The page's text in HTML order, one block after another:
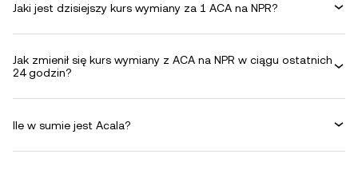
Jaki jest dzisiejszy kurs wymiany za 1 ACA na NPR?
Jak zmienił się kurs wymiany z ACA na NPR w ciągu ostatnich
24 godzin?
Ile w sumie jest Acala?